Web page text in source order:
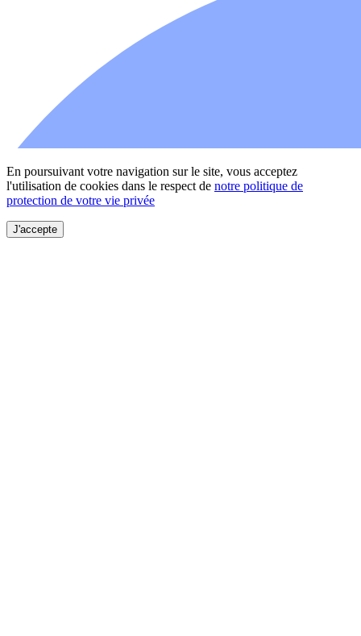
En poursuivant votre navigation sur le site, vous acceptez
l'utilisation de cookies dans le respect de notre politique de
protection de votre vie privée
J'accepte